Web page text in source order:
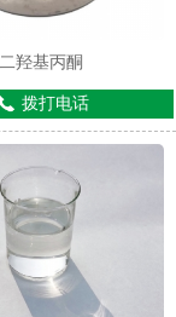
二羟基丙酮
拨打电话